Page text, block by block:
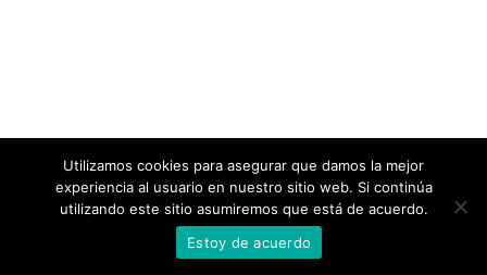
Utilizamos cookies para asegurar que damos la mejor
experiencia al usuario en nuestro sitio web. Si continúa
utilizando este sitio asumiremos que está de acuerdo.
Estoy de acuerdo